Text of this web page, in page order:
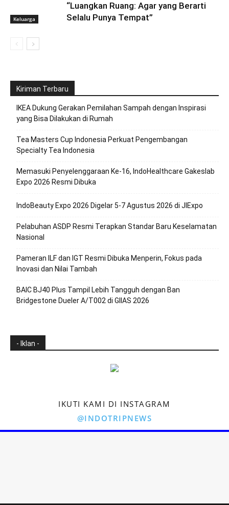
“Luangkan Ruang: Agar yang Berarti
Selalu Punya Tempat”
Kiriman Terbaru
IKEA Dukung Gerakan Pemilahan Sampah dengan Inspirasi
yang Bisa Dilakukan di Rumah
Tea Masters Cup Indonesia Perkuat Pengembangan
Specialty Tea Indonesia
Memasuki Penyelenggaraan Ke-16, IndoHealthcare Gakeslab
Expo 2026 Resmi Dibuka
IndoBeauty Expo 2026 Digelar 5-7 Agustus 2026 di JIExpo
Pelabuhan ASDP Resmi Terapkan Standar Baru Keselamatan
Nasional
Pameran ILF dan IGT Resmi Dibuka Menperin, Fokus pada
Inovasi dan Nilai Tambah
BAIC BJ40 Plus Tampil Lebih Tangguh dengan Ban
Bridgestone Dueler A/T002 di GIIAS 2026
- Iklan -
IKUTI KAMI DI INSTAGRAM
@INDOTRIPNEWS